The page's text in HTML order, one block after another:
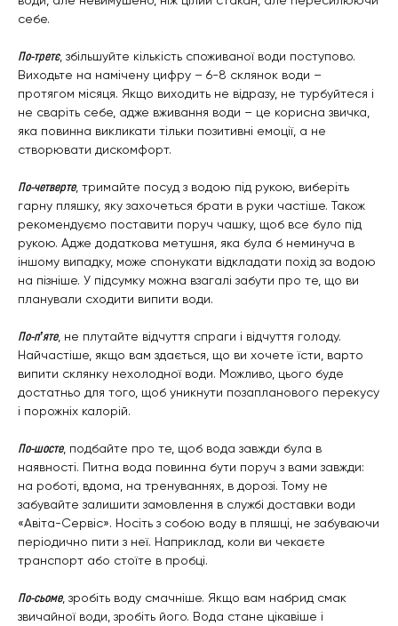
себе.
По-третє, збільшуйте кількість споживаної води поступово.
Виходьте на намічену цифру – 6-8 склянок води –
протягом місяця. Якщо виходить не відразу, не турбуйтеся і
не сваріть себе, адже вживання води – це корисна звичка,
яка повинна викликати тільки позитивні емоції, а не
створювати дискомфорт.
По-четверте, тримайте посуд з водою під рукою, виберіть
гарну пляшку, яку захочеться брати в руки частіше. Також
рекомендуємо поставити поруч чашку, щоб все було під
рукою. Адже додаткова метушня, яка була б неминуча в
іншому випадку, може спонукати відкладати похід за водою
на пізніше. У підсумку можна взагалі забути про те, що ви
планували сходити випити води.
По-п’яте, не плутайте відчуття спраги і відчуття голоду.
Найчастіше, якщо вам здається, що ви хочете їсти, варто
випити склянку нехолодної води. Можливо, цього буде
достатньо для того, щоб уникнути позапланового перекусу
і порожніх калорій.
По-шосте, подбайте про те, щоб вода завжди була в
наявності. Питна вода повинна бути поруч з вами завжди:
на роботі, вдома, на тренуваннях, в дорозі. Тому не
забувайте залишити замовлення в службі доставки води
«Авіта-Сервіс». Носіть з собою воду в пляшці, не забуваючи
періодично пити з неї. Наприклад, коли ви чекаєте
транспорт або стоїте в пробці.
По-сьоме, зробіть воду смачніше. Якщо вам набрид смак
звичайної води, зробіть його. Вода стане цікавіше і